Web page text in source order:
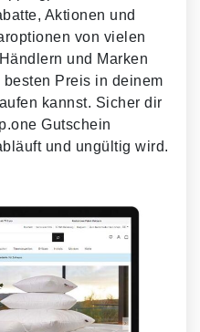
Aktionen und
von vielen
und Marken
Preis in deinem
kannst. Sicher dir
Gutschein
und ungültig wird.